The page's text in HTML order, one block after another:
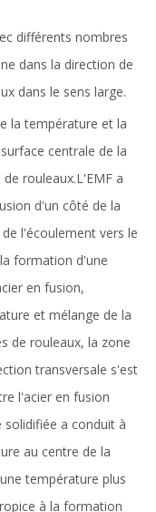
différents nombres
dans la direction de
dans le sens large.
la température et la
centrale de la
rouleaux.L'EMF a
d'un côté de la
l'écoulement vers le
formation d'une
en fusion,
et mélange de la
de rouleaux, la zone
transversale s'est
l'acier en fusion
a conduit à
au centre de la
température plus
à la formation